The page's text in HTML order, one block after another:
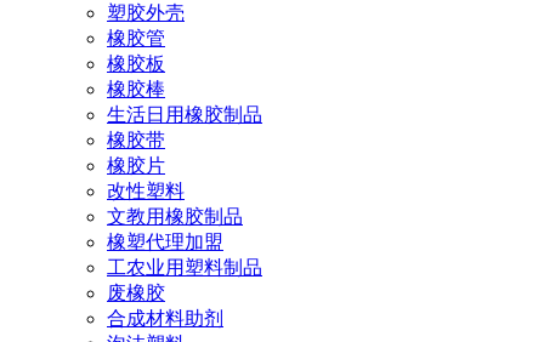
塑胶外壳
橡胶管
橡胶板
橡胶棒
生活日用橡胶制品
橡胶带
橡胶片
改性塑料
文教用橡胶制品
橡塑代理加盟
工农业用塑料制品
废橡胶
合成材料助剂